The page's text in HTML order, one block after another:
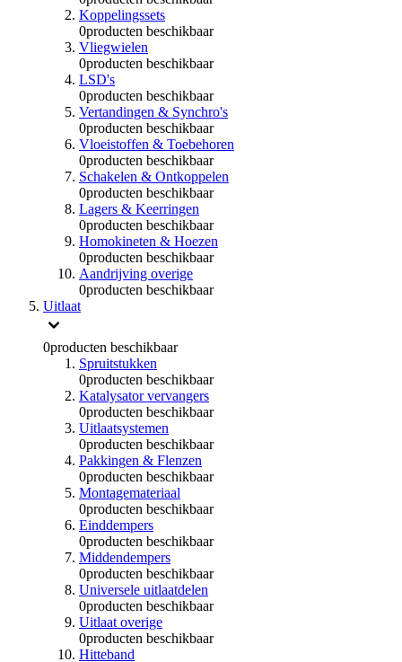
Koppelingssets
0producten beschikbaar
Vliegwielen
0producten beschikbaar
LSD's
0producten beschikbaar
Vertandingen & Synchro's
0producten beschikbaar
Vloeistoffen & Toebehoren
0producten beschikbaar
Schakelen & Ontkoppelen
0producten beschikbaar
Lagers & Keerringen
0producten beschikbaar
Homokineten & Hoezen
0producten beschikbaar
Aandrijving overige
0producten beschikbaar
Uitlaat
0producten beschikbaar
Spruitstukken
0producten beschikbaar
Katalysator vervangers
0producten beschikbaar
Uitlaatsystemen
0producten beschikbaar
Pakkingen & Flenzen
0producten beschikbaar
Montagemateriaal
0producten beschikbaar
Einddempers
0producten beschikbaar
Middendempers
0producten beschikbaar
Universele uitlaatdelen
0producten beschikbaar
Uitlaat overige
0producten beschikbaar
Hitteband